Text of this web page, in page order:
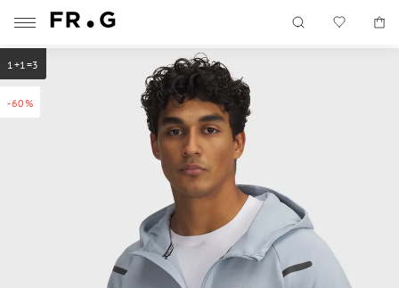
-60%
1+1=3